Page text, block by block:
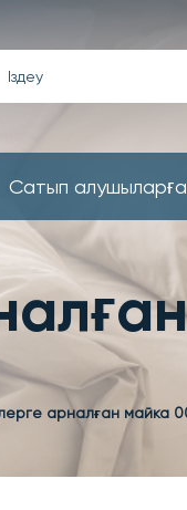
Сатып алушыларға
арналған майка